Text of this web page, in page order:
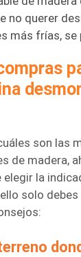
no querer
más frías, se
son las
de madera,
la
solo